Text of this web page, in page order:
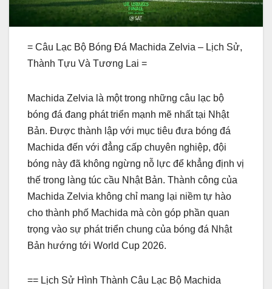
= Câu Lạc Bộ Bóng Đá Machida Zelvia – Lịch Sử,
Thành Tựu Và Tương Lai =
Machida Zelvia là một trong những câu lạc bộ
bóng đá đang phát triển mạnh mẽ nhất tại Nhật
Bản. Được thành lập với mục tiêu đưa bóng đá
Machida đến với đẳng cấp chuyên nghiệp, đội
bóng này đã không ngừng nỗ lực để khẳng định vị
thế trong làng túc cầu Nhật Bản. Thành công của
Machida Zelvia không chỉ mang lại niềm tự hào
cho thành phố Machida mà còn góp phần quan
trọng vào sự phát triển chung của bóng đá Nhật
Bản hướng tới World Cup 2026.
== Lịch Sử Hình Thành Câu Lạc Bộ Machida